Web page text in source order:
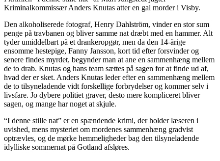
Kriminalkommissær Anders Knutas atter en gal morder i Visby.
Den alkoholiserede fotograf, Henry Dahlström, vinder en stor sum
penge på travbanen og bliver samme nat dræbt med en hammer. Alt
tyder umiddelbart på et drankeropgør, men da den 14-årige
ensomme hestepige, Fanny Jansson, kort tid efter forsvinder og
senere findes myrdet, begynder man at ane en sammenhæng mellem
de to drab. Knutas og hans team sættes på sagen for at finde ud af,
hvad der er sket. Anders Knutas leder efter en sammenhæng mellem
de to tilsyneladende vidt forskellige forbrydelser og kommer selv i
livsfare. Jo dybere politiet graver, desto mere kompliceret bliver
sagen, og mange har noget at skjule.
“I denne stille nat” er en spændende krimi, der holder læseren i
uvished, mens mysteriet om mordenes sammenhæng gradvist
optrævles, og de mørke hemmeligheder bag den tilsyneladende
idylliske sommernat på Gotland afsløres.